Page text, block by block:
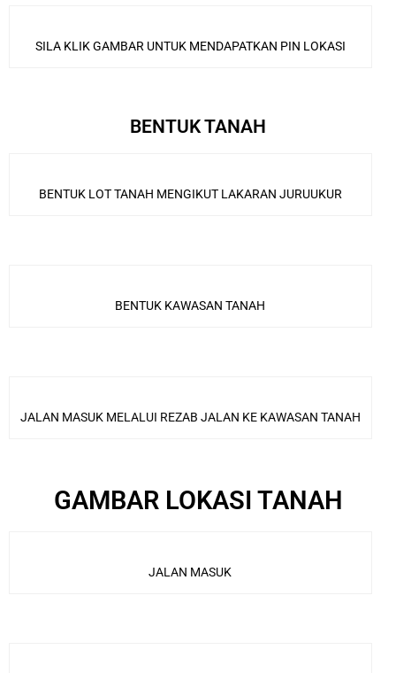
SILA KLIK GAMBAR UNTUK MENDAPATKAN PIN LOKASI
BENTUK TANAH
BENTUK LOT TANAH MENGIKUT LAKARAN JURUUKUR
BENTUK KAWASAN TANAH
JALAN MASUK MELALUI REZAB JALAN KE KAWASAN TANAH
GAMBAR LOKASI TANAH
JALAN MASUK